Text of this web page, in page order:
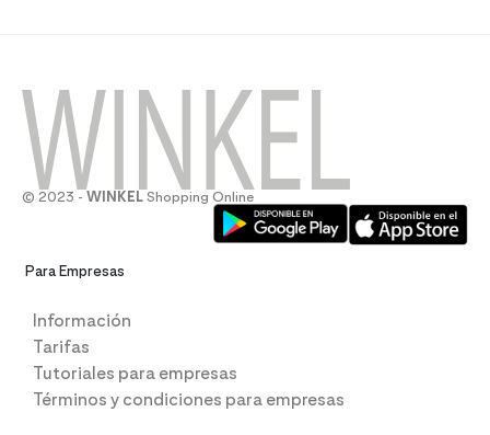
© 2023 - WINKEL Shopping Online
Para Empresas
Información
Tarifas
Tutoriales para empresas
Términos y condiciones para empresas